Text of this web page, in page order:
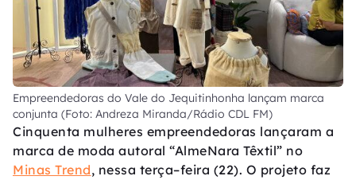
Empreendedoras do Vale do Jequitinhonha lançam marca
conjunta (Foto: Andreza Miranda/Rádio CDL FM)
Cinquenta mulheres empreendedoras lançaram a
marca de moda autoral “AlmeNara Têxtil” no
Minas Trend, nessa terça–feira (22). O projeto faz